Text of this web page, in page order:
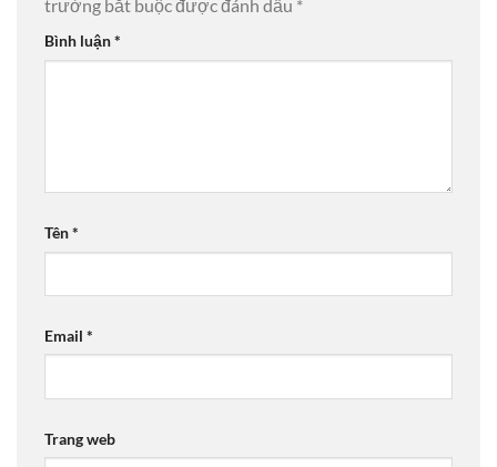
trường bắt buộc được đánh dấu *
Bình luận*
Tên*
Email *
Trang web